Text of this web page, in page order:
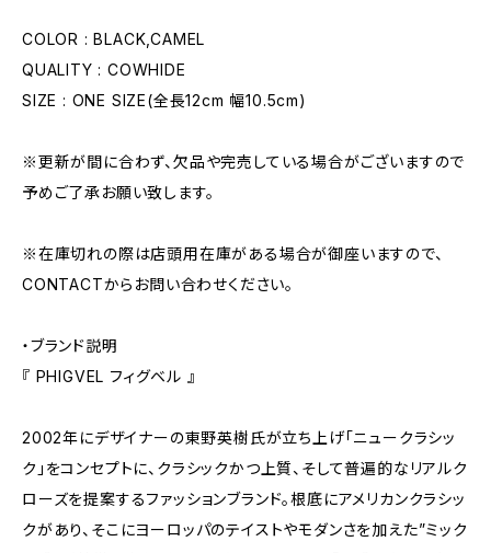
COLOR : BLACK,CAMEL
QUALITY : COWHIDE
SIZE : ONE SIZE(全長12cm 幅10.5cm)
※更新が間に合わず、欠品や完売している場合がございますので
予めご了承お願い致します。
※在庫切れの際は店頭用在庫がある場合が御座いますので、
CONTACTからお問い合わせください。
・ブランド説明
『 PHIGVEL フィグベル 』
2002年にデザイナーの東野英樹氏が立ち上げ「ニュークラシッ
ク」をコンセプトに、クラシックかつ上質、そして普遍的なリアルク
ローズを提案するファッションブランド。根底にアメリカンクラシッ
クがあり、そこにヨーロッパのテイストやモダンさを加えた”ミック